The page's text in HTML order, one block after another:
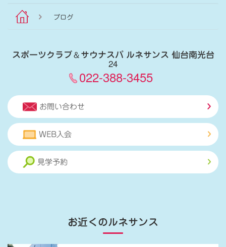
ブログ
スポーツクラブ＆サウナスパ ルネサンス 仙台南光台
24
022-388-3455
お問い合わせ
WEB入会
見学予約
お近くのルネサンス